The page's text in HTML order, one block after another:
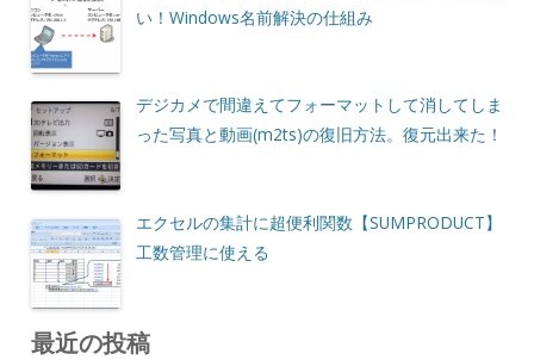
い！Windows名前解決の仕組み
デジカメで間違えてフォーマットして消してしま
った写真と動画(m2ts)の復旧方法。復元出来た！
エクセルの集計に超便利関数【SUMPRODUCT】
工数管理に使える
最近の投稿